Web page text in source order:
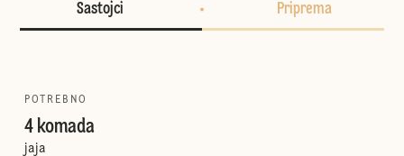
Sastojci Priprema
POTREBNO
4 komada
jaja